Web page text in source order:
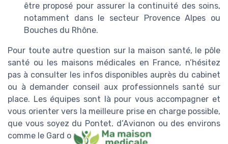
être proposé pour assurer la continuité des soins,
notamment dans le secteur Provence Alpes ou
Bouches du Rhône.
Pour toute autre question sur la maison santé, le pôle
santé ou les maisons médicales en France, n’hésitez
pas à consulter les infos disponibles auprès du cabinet
ou à demander conseil aux professionnels santé sur
place. Les équipes sont là pour vous accompagner et
vous orienter vers la meilleure prise en charge possible,
que vous soyez du Pontet, d’Avignon ou des environs
comme le Gard ou les Alpes.